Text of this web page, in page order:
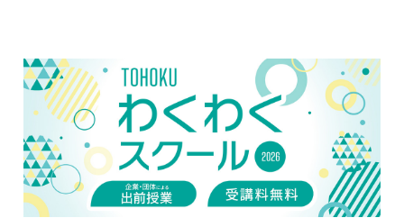
な仕事をしているのかを学ぶ。
・SNSを使う際の注意事項やITの正しい利用方法、セキュリテ
ィを学ぶ。
【TOHOKUわくわくスクール】主催：公益財団法人東北活性化
研究センター（https://www.kasseiken.jp/）
東北6県ならびに新潟県の小学生・中学生・高校生を対象と
し、当地域に所在し活躍している様々な分野の企業や団体とを